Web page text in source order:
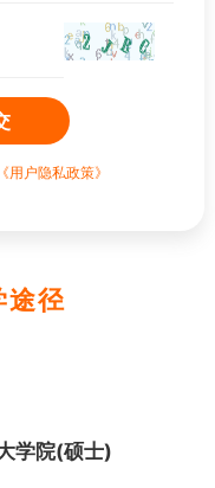
《用户隐私政策》
途径
学院(硕士)